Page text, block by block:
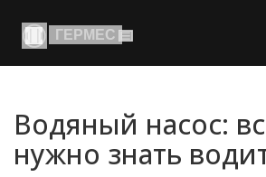
Водяный насос:
нужно знать